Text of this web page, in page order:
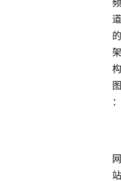
频
道
的
架
构
图
：
网
站